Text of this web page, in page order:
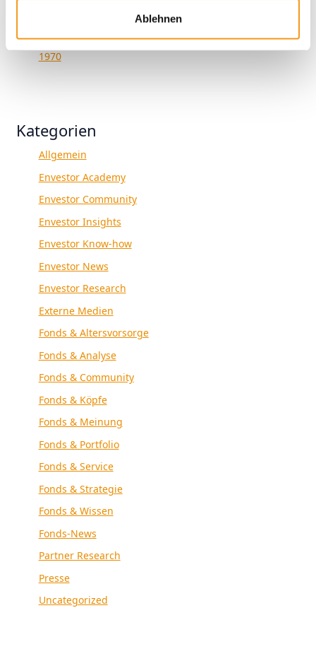
Ablehnen
1970
Kategorien
Allgemein
Envestor Academy
Envestor Community
Envestor Insights
Envestor Know-how
Envestor News
Envestor Research
Externe Medien
Fonds & Altersvorsorge
Fonds & Analyse
Fonds & Community
Fonds & Köpfe
Fonds & Meinung
Fonds & Portfolio
Fonds & Service
Fonds & Strategie
Fonds & Wissen
Fonds-News
Partner Research
Presse
Uncategorized